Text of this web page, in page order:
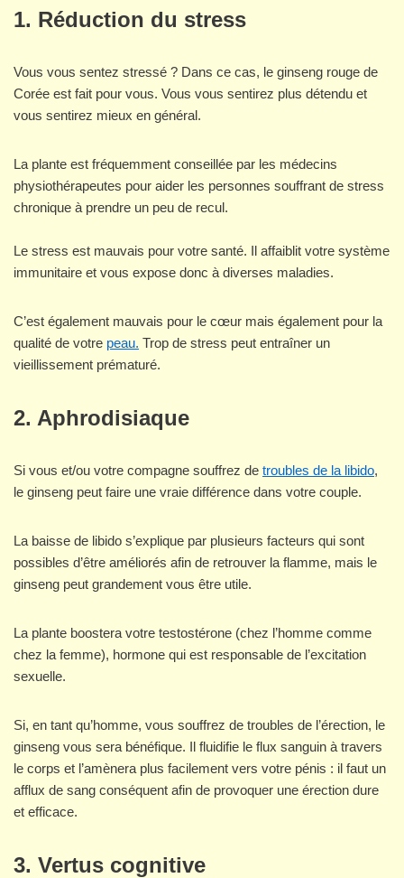
1. Réduction du stress
Vous vous sentez stressé ? Dans ce cas, le ginseng rouge de
Corée est fait pour vous. Vous vous sentirez plus détendu et
vous sentirez mieux en général.
La plante est fréquemment conseillée par les médecins
physiothérapeutes pour aider les personnes souffrant de stress
chronique à prendre un peu de recul.
Le stress est mauvais pour votre santé. Il affaiblit votre système
immunitaire et vous expose donc à diverses maladies.
C’est également mauvais pour le cœur mais également pour la
qualité de votre peau. Trop de stress peut entraîner un
vieillissement prématuré.
2. Aphrodisiaque
Si vous et/ou votre compagne souffrez de troubles de la libido,
le ginseng peut faire une vraie différence dans votre couple.
La baisse de libido s’explique par plusieurs facteurs qui sont
possibles d’être améliorés afin de retrouver la flamme, mais le
ginseng peut grandement vous être utile.
La plante boostera votre testostérone (chez l’homme comme
chez la femme), hormone qui est responsable de l’excitation
sexuelle.
Si, en tant qu’homme, vous souffrez de troubles de l’érection, le
ginseng vous sera bénéfique. Il fluidifie le flux sanguin à travers
le corps et l’amènera plus facilement vers votre pénis : il faut un
afflux de sang conséquent afin de provoquer une érection dure
et efficace.
3. Vertus cognitive